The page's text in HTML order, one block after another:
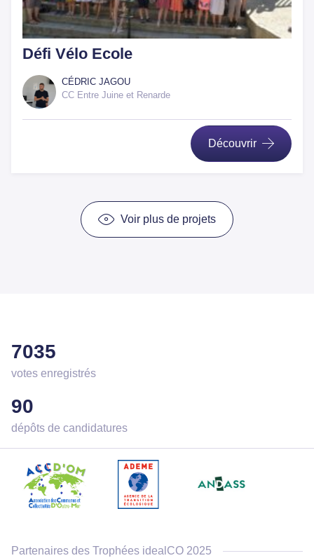
Défi Vélo Ecole
CÉDRIC JAGOU
CC Entre Juine et Renarde
Découvrir
Voir plus de projets
7035
votes enregistrés
90
dépôts de candidatures
Partenaires des Trophées idealCO 2025